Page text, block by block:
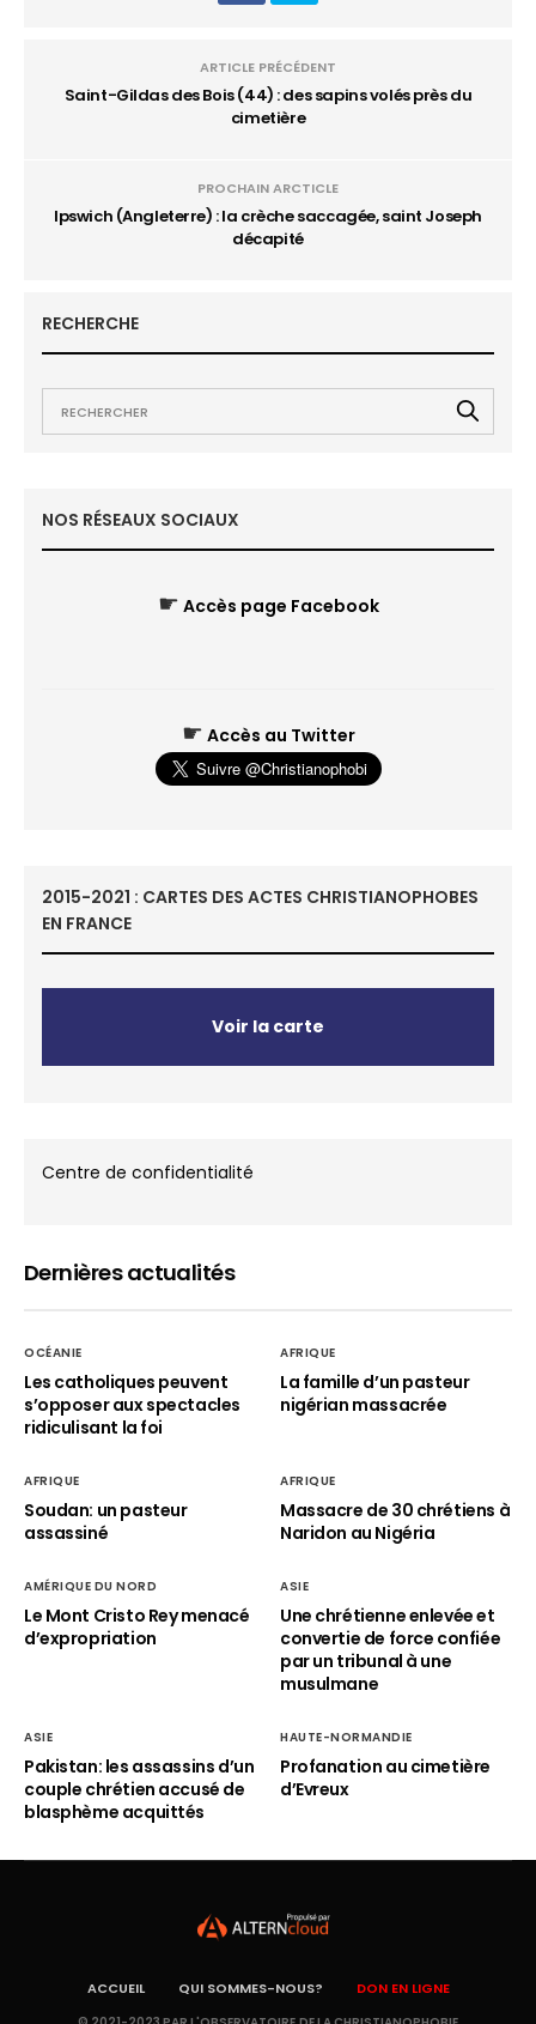
ARTICLE PRÉCÉDENT
Saint-Gildas des Bois (44) : des sapins volés près du
cimetière
PROCHAIN ARCTICLE
Ipswich (Angleterre) : la crèche saccagée, saint Joseph
décapité
RECHERCHE
NOS RÉSEAUX SOCIAUX
☛ Accès page Facebook
☛ Accès au Twitter
2015-2021 : CARTES DES ACTES CHRISTIANOPHOBES
EN FRANCE
Voir la carte
Centre de confidentialité
Dernières actualités
OCÉANIE
Les catholiques peuvent
s’opposer aux spectacles
ridiculisant la foi
AFRIQUE
La famille d’un pasteur
nigérian massacrée
AFRIQUE
Soudan: un pasteur
assassiné
AFRIQUE
Massacre de 30 chrétiens à
Naridon au Nigéria
AMÉRIQUE DU NORD
Le Mont Cristo Rey menacé
d’expropriation
ASIE
Une chrétienne enlevée et
convertie de force confiée
par un tribunal à une
musulmane
ASIE
Pakistan: les assassins d’un
couple chrétien accusé de
blasphème acquittés
HAUTE-NORMANDIE
Profanation au cimetière
d’Evreux
ACCUEIL QUI SOMMES-NOUS? DON EN LIGNE